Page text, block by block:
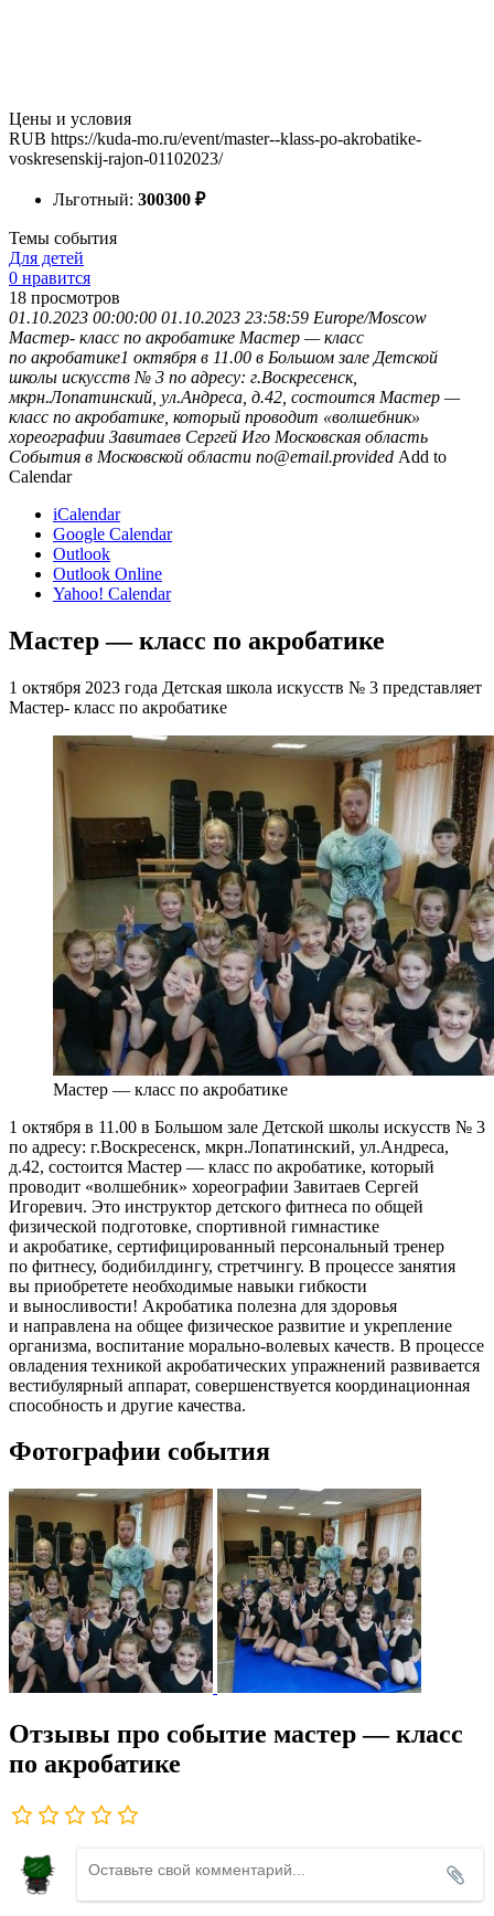
Цены и условия
RUB https://kuda-mo.ru/event/master--klass-po-akrobatike-
voskresenskij-rajon-01102023/
Льготный: 300300 ₽
Темы события
Для детей
0 нравится
18 просмотров
01.10.2023 00:00:00 01.10.2023 23:58:59 Europe/Moscow
Мастер- класс по акробатике Мастер — класс
по акробатике1 октября в 11.00 в Большом зале Детской
школы искусств № 3 по адресу: г.Воскресенск,
мкрн.Лопатинский, ул.Андреса, д.42, состоится Мастер —
класс по акробатике, который проводит «волшебник»
хореографии Завитаев Сергей Иго Московская область
События в Московской области no@email.provided Add to
Calendar
iCalendar
Google Calendar
Outlook
Outlook Online
Yahoo! Calendar
Мастер — класс по акробатике
1 октября 2023 года Детская школа искусств № 3 представляет
Мастер- класс по акробатике
Мастер — класс по акробатике
1 октября в 11.00 в Большом зале Детской школы искусств № 3
по адресу: г.Воскресенск, мкрн.Лопатинский, ул.Андреса,
д.42, состоится Мастер — класс по акробатике, который
проводит «волшебник» хореографии Завитаев Сергей
Игоревич. Это инструктор детского фитнеса по общей
физической подготовке, спортивной гимнастике
и акробатике, сертифицированный персональный тренер
по фитнесу, бодибилдингу, стретчингу. В процессе занятия
вы приобретете необходимые навыки гибкости
и выносливости! Акробатика полезна для здоровья
и направлена на общее физическое развитие и укрепление
организма, воспитание морально-волевых качеств. В процессе
овладения техникой акробатических упражнений развивается
вестибулярный аппарат, совершенствуется координационная
способность и другие качества.
Фотографии события
Отзывы про событие мастер — класс
по акробатике